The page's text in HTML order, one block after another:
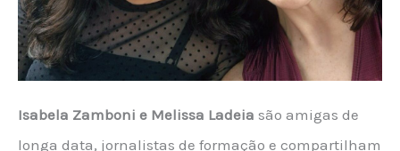
Isabela Zamboni e Melissa Ladeia são amigas de
longa data, jornalistas de formação e compartilham